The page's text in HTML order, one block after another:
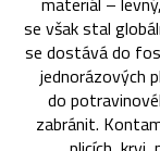
se však stal
se dostává do
jednorázových
do
zabránit.